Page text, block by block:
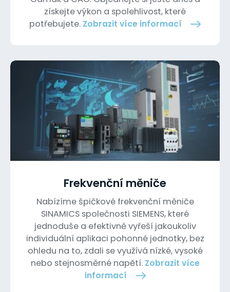
získejte výkon a spolehlivost, které
potřebujete. Zobrazit více informací
Frekvenční měniče
Nabízíme špičkové frekvenční měniče
SINAMICS společnosti SIEMENS, které
jednoduše a efektivně vyřeší jakoukoliv
individuální aplikaci pohonné jednotky, bez
ohledu na to, zdali se využívá nízké, vysoké
nebo stejnosměrné napětí. Zobrazit více
informací